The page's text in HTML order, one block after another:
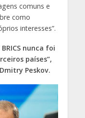
comuns e
como
interesses”.
nunca foi
países”,
Peskov.